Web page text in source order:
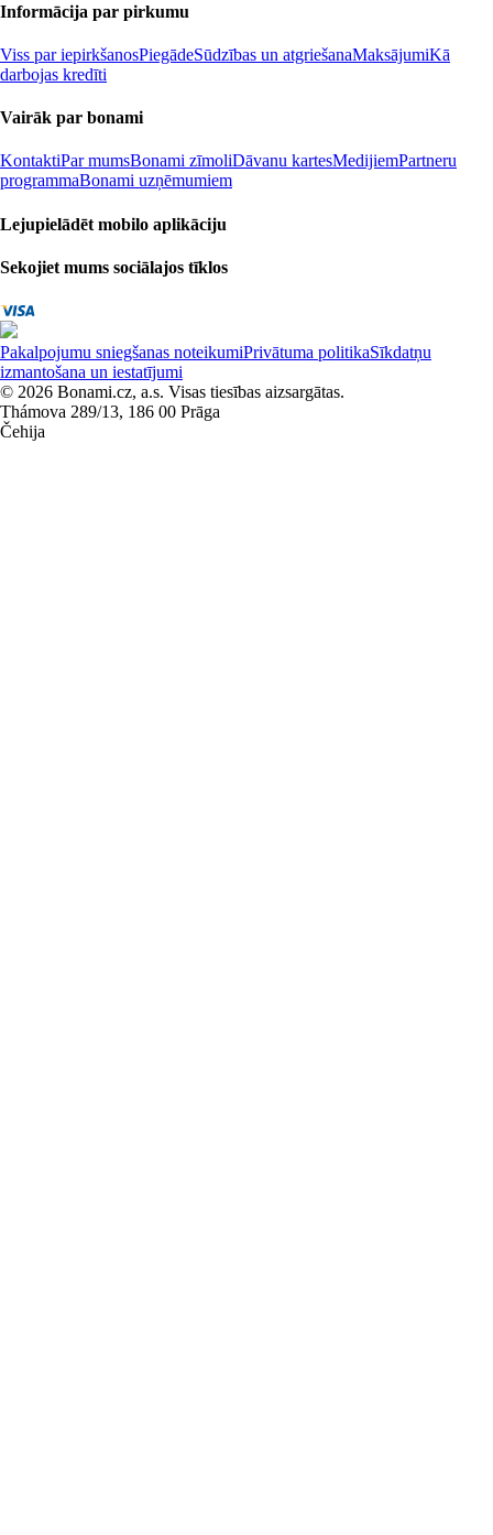
Informācija par pirkumu
Viss par iepirkšanosPiegādeSūdzības un atgriešanaMaksājumiKā
darbojas kredīti
Vairāk par bonami
KontaktiPar mumsBonami zīmoliDāvanu kartesMedijiemPartneru
programmaBonami uzņēmumiem
Lejupielādēt mobilo aplikāciju
Sekojiet mums sociālajos tīklos
Pakalpojumu sniegšanas noteikumiPrivātuma politikaSīkdatņu
izmantošana un iestatījumi
© 2026 Bonami.cz, a.s. Visas tiesības aizsargātas.
Thámova 289/13, 186 00 Prāga
Čehija